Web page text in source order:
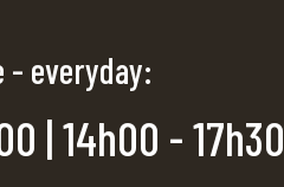
- everyday:
| 14h00 - 17h30